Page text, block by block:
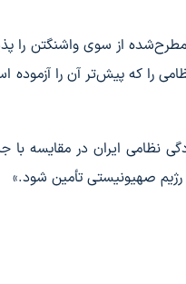
از سوی واشنگتن را
را که پیش‌تر آن را آزموده
نظامی ایران در مقایسه
صهیونیستی تأمین شود.»